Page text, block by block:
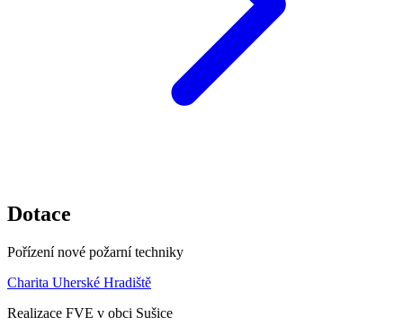
Dotace
Pořízení nové požarní techniky
Charita Uherské Hradiště
Realizace FVE v obci Sušice